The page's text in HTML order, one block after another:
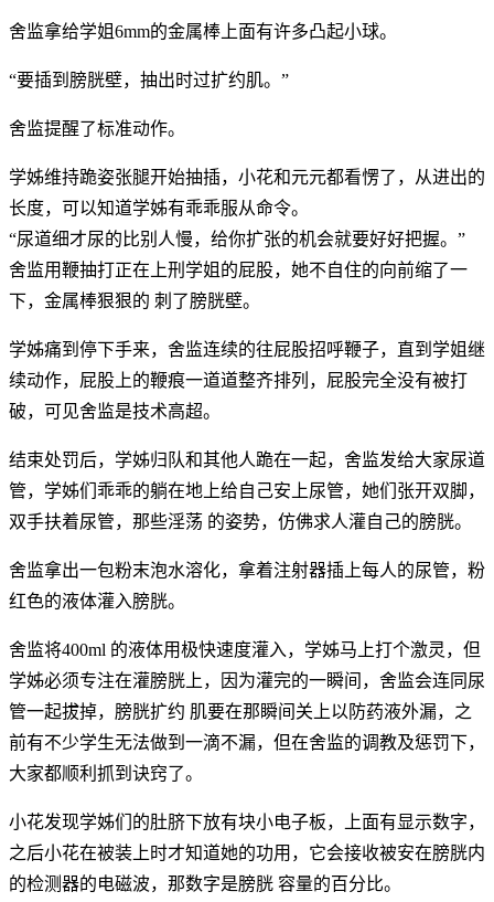
舍监拿给学姐6mm的金属棒上面有许多凸起小球。
“要插到膀胱壁，抽出时过扩约肌。”
舍监提醒了标准动作。
学姊维持跪姿张腿开始抽插，小花和元元都看愣了，从进出的
长度，可以知道学姊有乖乖服从命令。
“尿道细才尿的比别人慢，给你扩张的机会就要好好把握。”
舍监用鞭抽打正在上刑学姐的屁股，她不自住的向前缩了一
下，金属棒狠狠的 刺了膀胱壁。
学姊痛到停下手来，舍监连续的往屁股招呼鞭子，直到学姐继
续动作，屁股上的鞭痕一道道整齐排列，屁股完全没有被打
破，可见舍监是技术高超。
结束处罚后，学姊归队和其他人跪在一起，舍监发给大家尿道
管，学姊们乖乖的躺在地上给自己安上尿管，她们张开双脚，
双手扶着尿管，那些淫荡 的姿势，仿佛求人灌自己的膀胱。
舍监拿出一包粉末泡水溶化，拿着注射器插上每人的尿管，粉
红色的液体灌入膀胱。
舍监将400ml 的液体用极快速度灌入，学姊马上打个激灵，但
学姊必须专注在灌膀胱上，因为灌完的一瞬间，舍监会连同尿
管一起拔掉，膀胱扩约 肌要在那瞬间关上以防药液外漏，之
前有不少学生无法做到一滴不漏，但在舍监的调教及惩罚下，
大家都顺利抓到诀窍了。
小花发现学姊们的肚脐下放有块小电子板，上面有显示数字，
之后小花在被装上时才知道她的功用，它会接收被安在膀胱内
的检测器的电磁波，那数字是膀胱 容量的百分比。